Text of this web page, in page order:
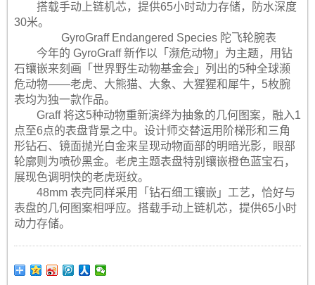
搭载手动上链机芯，提供65小时动力存储，防水深度
30米。
GyroGraff Endangered Species 陀飞轮腕表
今年的 GyroGraff 新作以「濒危动物」为主题，用钻
石镶嵌来刻画「世界野生动物基金会」列出的5种全球濒
危动物——老虎、大熊猫、大象、大猩猩和犀牛，5枚腕
表均为独一款作品。
Graff 将这5种动物重新演绎为抽象的几何图案，融入1
点至6点的表盘背景之中。设计师交替运用阶梯形和三角
形钻石、镜面抛光白金来呈现动物面部的明暗光影，眼部
轮廓则为喷砂黑金。老虎主题表盘特别镶嵌橙色蓝宝石，
展现色调明快的老虎斑纹。
48mm 表壳同样采用「钻石细工镶嵌」工艺，恰好与
表盘的几何图案相呼应。搭载手动上链机芯，提供65小时
动力存储。